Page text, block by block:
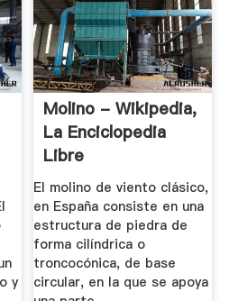
y
Molino - Wikipedia,
La Enciclopedia
Libre
El molino de viento clásico,
en España consiste en una
estructura de piedra de
forma cilíndrica o
troncocónica, de base
circular, en la que se apoya